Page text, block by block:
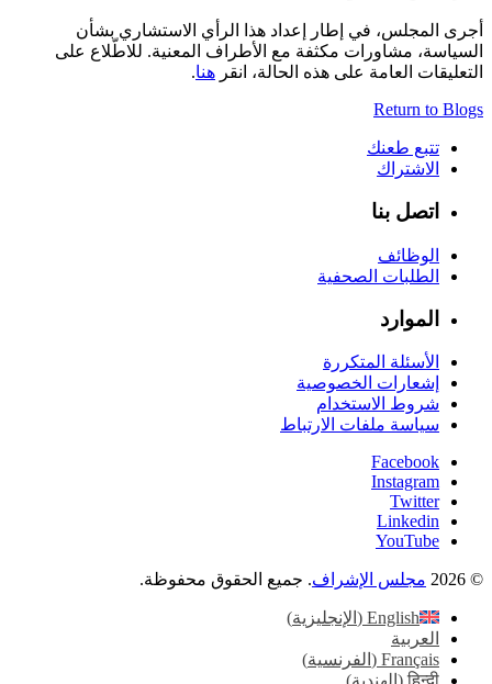
أجرى المجلس، في إطار إعداد هذا الرأي الاستشاري بشأن
السياسة، مشاورات مكثفة مع الأطراف المعنية. للاطّلاع على
التعليقات العامة على هذه الحالة، انقر هنا.
Return to Blogs
تتبع طعنك
الاشتراك
اتصل بنا
الوظائف
الطلبات الصحفية
الموارد
الأسئلة المتكررة
إشعارات الخصوصية
شروط الاستخدام
سياسة ملفات الارتباط
Facebook
Instagram
Twitter
Linkedin
YouTube
© 2026 مجلس الإشراف. جميع الحقوق محفوظة.
English
( الإنجليزية)
العربية
Français
( الفرنسية)